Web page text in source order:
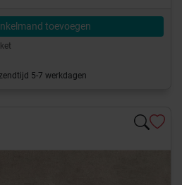
toevoegen
5-7 werkdagen